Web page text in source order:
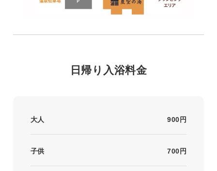
日帰り入浴料金
大人 900円
子供 700円